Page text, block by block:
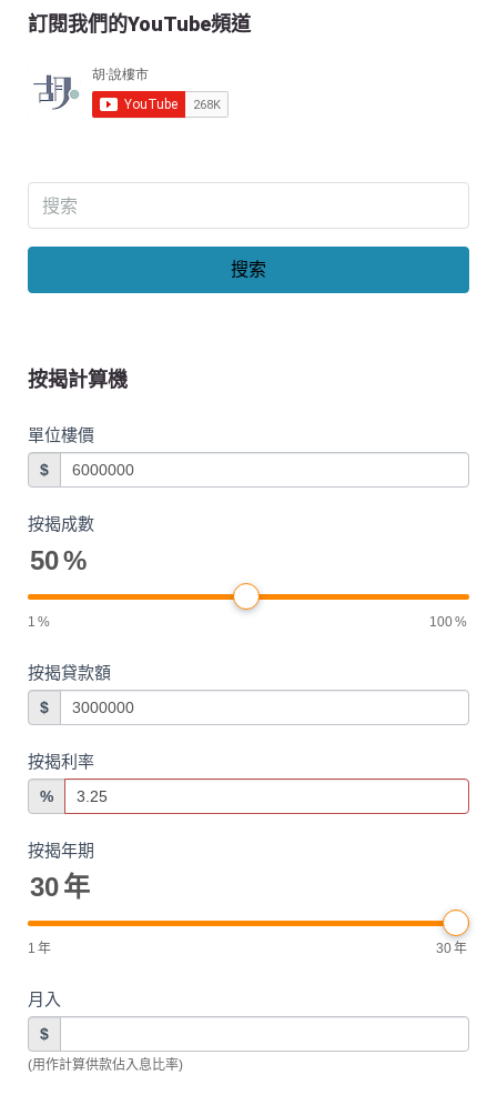
訂閱我們的YouTube頻道
搜索
按揭計算機
單位樓價
$
按揭成數
50%
1 % 100%
按揭貸款額
$
按揭利率
%
按揭年期
30年
1 年 30年
月入
$
(用作計算供款佔入息比率)